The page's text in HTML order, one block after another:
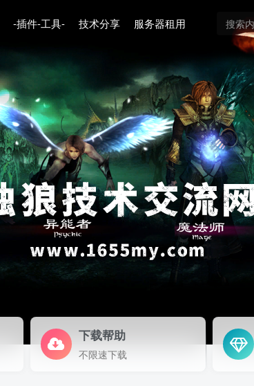
-插件-工具- 技术分享 服务器租用
下载帮助
不限速下载
登录
没有账号？立即注册
登录密码
记住登录